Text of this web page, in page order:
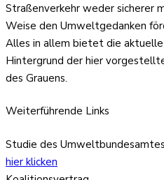
Straßenverkehr weder sicherer
Weise den Umweltgedanken
Alles in allem bietet die
Hintergrund der hier
des Grauens.
Weiterführende Links
Studie des Umweltbundesamtes
hier klicken